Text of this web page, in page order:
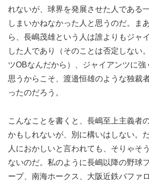
れないが、球界を発展させた人である
しまいかねなかった人と思うのだ。ま
ら、長嶋茂雄という人は誰よりもジャ
した人であり（そのことは否定しない
ツOBなんだから）、ジャイアンツに強
思うからこそ、渡邉恒雄のような独裁
ったのだろう。
こんなことを書くと、長嶋至上主義者
かもしれないが、別に構いはしない。
人におかしいと言われても、そりゃそ
ないのだ。私のように長嶋以降の野球
ープ、南海ホークス、大阪近鉄バファ